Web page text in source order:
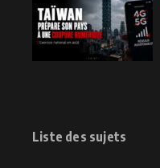
Liste des sujets